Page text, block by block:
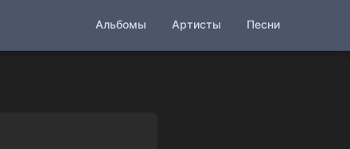
Альбомы Артисты Песни